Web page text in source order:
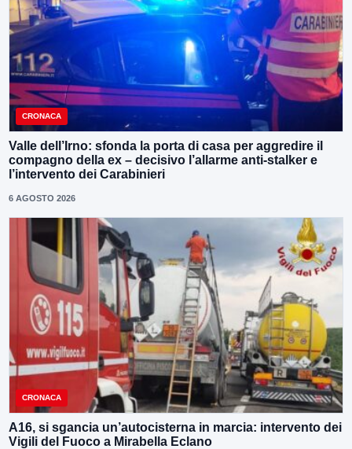
CRONACA
Valle dell’Irno: sfonda la porta di casa per aggredire il
compagno della ex – decisivo l’allarme anti-stalker e
l’intervento dei Carabinieri
6 AGOSTO 2026
CRONACA
A16, si sgancia un’autocisterna in marcia: intervento dei
Vigili del Fuoco a Mirabella Eclano